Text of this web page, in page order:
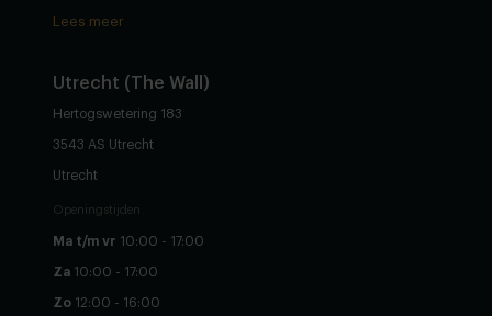
Lees meer
Utrecht (The Wall)
Hertogswetering 183
3543 AS Utrecht
Utrecht
Openingstijden
Ma t/m vr 10:00 - 17:00
Za 10:00 - 17:00
Zo 12:00 - 16:00